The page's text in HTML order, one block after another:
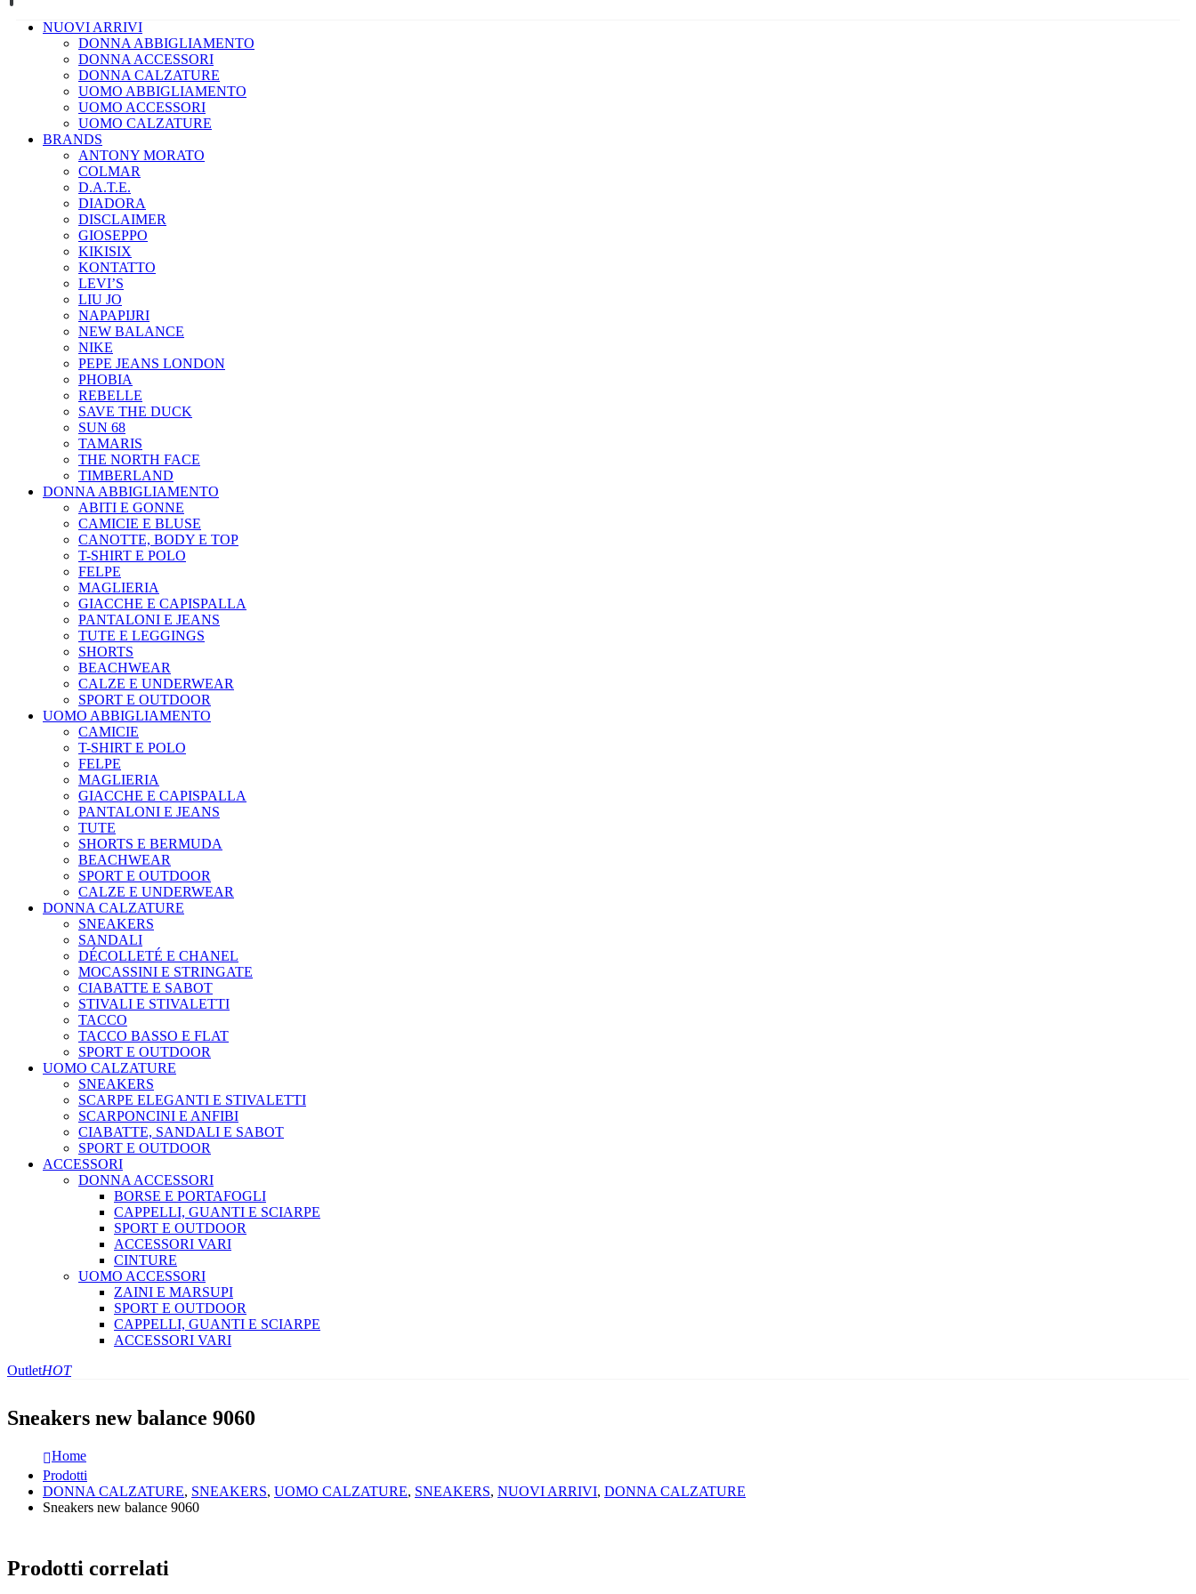
NUOVI ARRIVI
DONNA ABBIGLIAMENTO
DONNA ACCESSORI
DONNA CALZATURE
UOMO ABBIGLIAMENTO
UOMO ACCESSORI
UOMO CALZATURE
BRANDS
ANTONY MORATO
COLMAR
D.A.T.E.
DIADORA
DISCLAIMER
GIOSEPPO
KIKISIX
KONTATTO
LEVI’S
LIU JO
NAPAPIJRI
NEW BALANCE
NIKE
PEPE JEANS LONDON
PHOBIA
REBELLE
SAVE THE DUCK
SUN 68
TAMARIS
THE NORTH FACE
TIMBERLAND
DONNA ABBIGLIAMENTO
ABITI E GONNE
CAMICIE E BLUSE
CANOTTE, BODY E TOP
T-SHIRT E POLO
FELPE
MAGLIERIA
GIACCHE E CAPISPALLA
PANTALONI E JEANS
TUTE E LEGGINGS
SHORTS
BEACHWEAR
CALZE E UNDERWEAR
SPORT E OUTDOOR
UOMO ABBIGLIAMENTO
CAMICIE
T-SHIRT E POLO
FELPE
MAGLIERIA
GIACCHE E CAPISPALLA
PANTALONI E JEANS
TUTE
SHORTS E BERMUDA
BEACHWEAR
SPORT E OUTDOOR
CALZE E UNDERWEAR
DONNA CALZATURE
SNEAKERS
SANDALI
DÉCOLLETÉ E CHANEL
MOCASSINI E STRINGATE
CIABATTE E SABOT
STIVALI E STIVALETTI
TACCO
TACCO BASSO E FLAT
SPORT E OUTDOOR
UOMO CALZATURE
SNEAKERS
SCARPE ELEGANTI E STIVALETTI
SCARPONCINI E ANFIBI
CIABATTE, SANDALI E SABOT
SPORT E OUTDOOR
ACCESSORI
DONNA ACCESSORI
BORSE E PORTAFOGLI
CAPPELLI, GUANTI E SCIARPE
SPORT E OUTDOOR
ACCESSORI VARI
CINTURE
UOMO ACCESSORI
ZAINI E MARSUPI
SPORT E OUTDOOR
CAPPELLI, GUANTI E SCIARPE
ACCESSORI VARI
OutletHOT
Sneakers new balance 9060
Home
Prodotti
DONNA CALZATURE, SNEAKERS, UOMO CALZATURE, SNEAKERS, NUOVI ARRIVI, DONNA CALZATURE
Sneakers new balance 9060
Prodotti correlati